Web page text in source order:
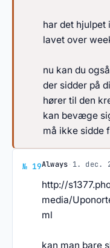
har det hjulpet
lavet over
nu kan du
der sidder på
hører til den
kan bevæge
må ikke sidde
№ 19Svar af
Always· 1. dec.
http://
media/
ml
kan man bare